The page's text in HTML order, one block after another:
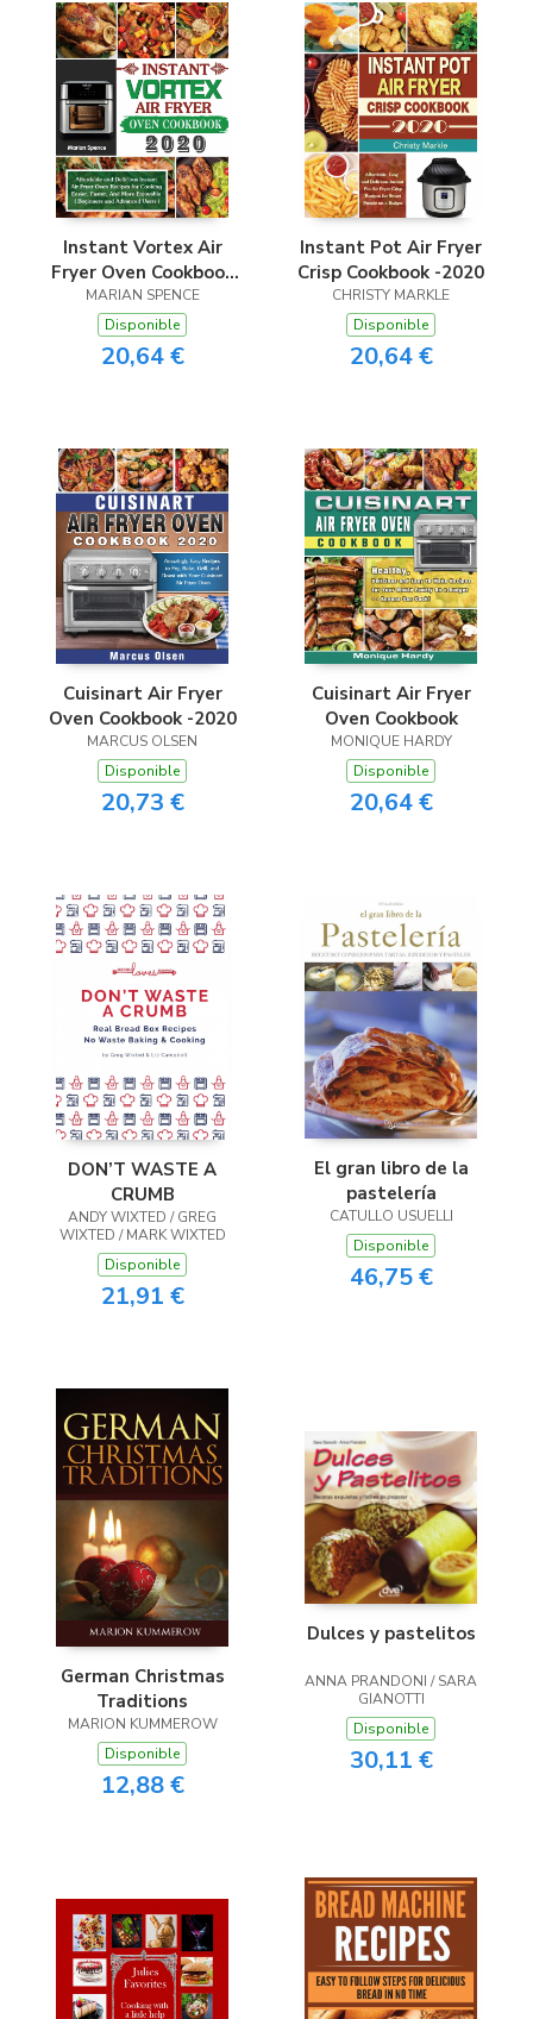
Instant Vortex Air
Fryer Oven Cookbook
2020
MARIAN SPENCE
Disponible
20,64 €
Instant Pot Air Fryer
Crisp Cookbook -2020
CHRISTY MARKLE
Disponible
20,64 €
Cuisinart Air Fryer
Oven Cookbook -2020
MARCUS OLSEN
Disponible
20,73 €
Cuisinart Air Fryer
Oven Cookbook
MONIQUE HARDY
Disponible
20,64 €
DON’T WASTE A
CRUMB
ANDY WIXTED / GREG
WIXTED / MARK WIXTED
Disponible
21,91 €
El gran libro de la
pastelería
CATULLO USUELLI
Disponible
46,75 €
German Christmas
Traditions
MARION KUMMEROW
Disponible
12,88 €
Dulces y pastelitos
ANNA PRANDONI / SARA
GIANOTTI
Disponible
30,11 €